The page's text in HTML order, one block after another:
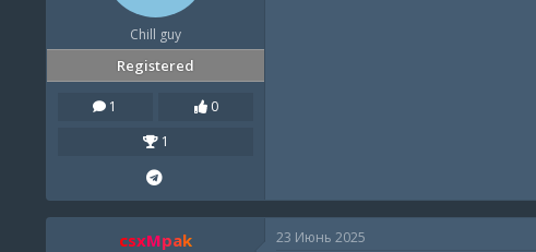
а
Chill guy
Registered
1
0
1
csxMpak 23 Июнь 2025